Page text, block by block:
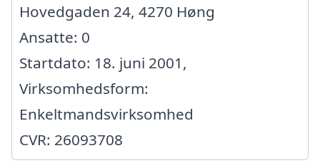
Hovedgaden 24, 4270 Høng
Ansatte: 0
Startdato: 18. juni 2001,
Virksomhedsform:
Enkeltmandsvirksomhed
CVR: 26093708